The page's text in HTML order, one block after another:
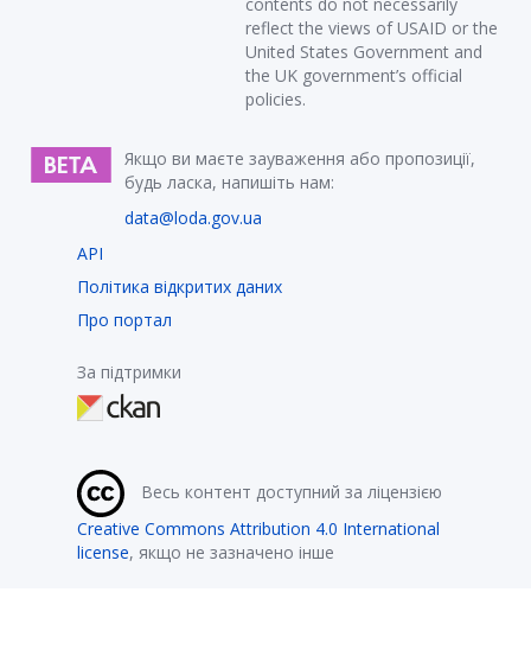
reflect the views of USAID or the
United States Government and
the UK government’s official
policies.
Якщо ви маєте зауваження або пропозиції,
будь ласка, напишіть нам:
data@loda.gov.ua
API
Політика відкритих даних
Про портал
За підтримки
Весь контент доступний за ліцензією
Creative Commons Attribution 4.0 International
license, якщо не зазначено інше